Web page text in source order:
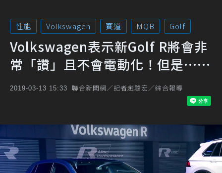
性能 Volkswagen 賽道 MQB Golf
Volkswagen表示新Golf R將會非
常「讚」且不會電動化！但是……
2019-03-13 15:33 聯合新聞網／記者趙駿宏／綜合報導